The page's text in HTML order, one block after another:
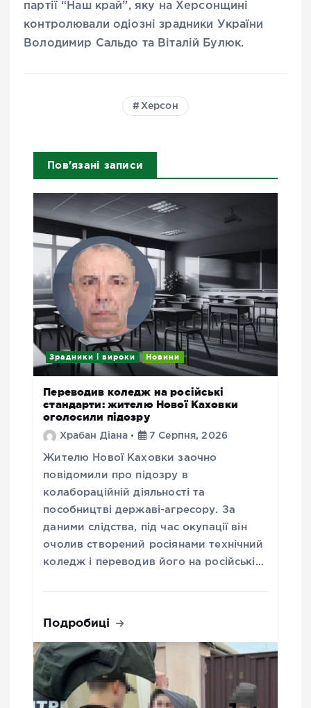
партії “Наш край”, яку на Херсонщині
контролювали одіозні зрадники України
Володимир Сальдо та Віталій Булюк.
Херсон
Пов'язані записи
Зрадники і вироки Новини
Переводив коледж на російські
стандарти: жителю Нової Каховки
оголосили підозру
Храбан Діана 7 Серпня, 2026
Жителю Нової Каховки заочно
повідомили про підозру в
колабораційній діяльності та
пособництві державі-агресору. За
даними слідства, під час окупації він
очолив створений росіянами технічний
коледж і переводив його на російські…
Подробиці